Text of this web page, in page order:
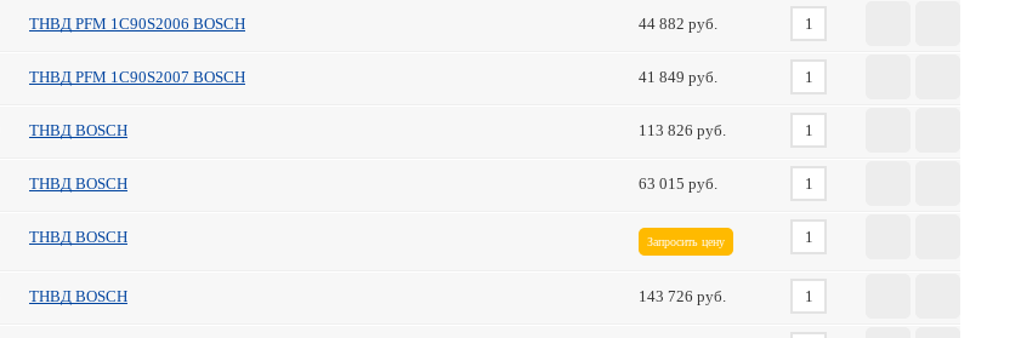
ТНВД PFM 1C90S2006 BOSCH 44 882
ТНВД PFM 1C90S2007 BOSCH 41 849
ТНВД BOSCH 113 826
ТНВД BOSCH 63 015
ТНВД BOSCH Запросить цену
ТНВД BOSCH 143 726